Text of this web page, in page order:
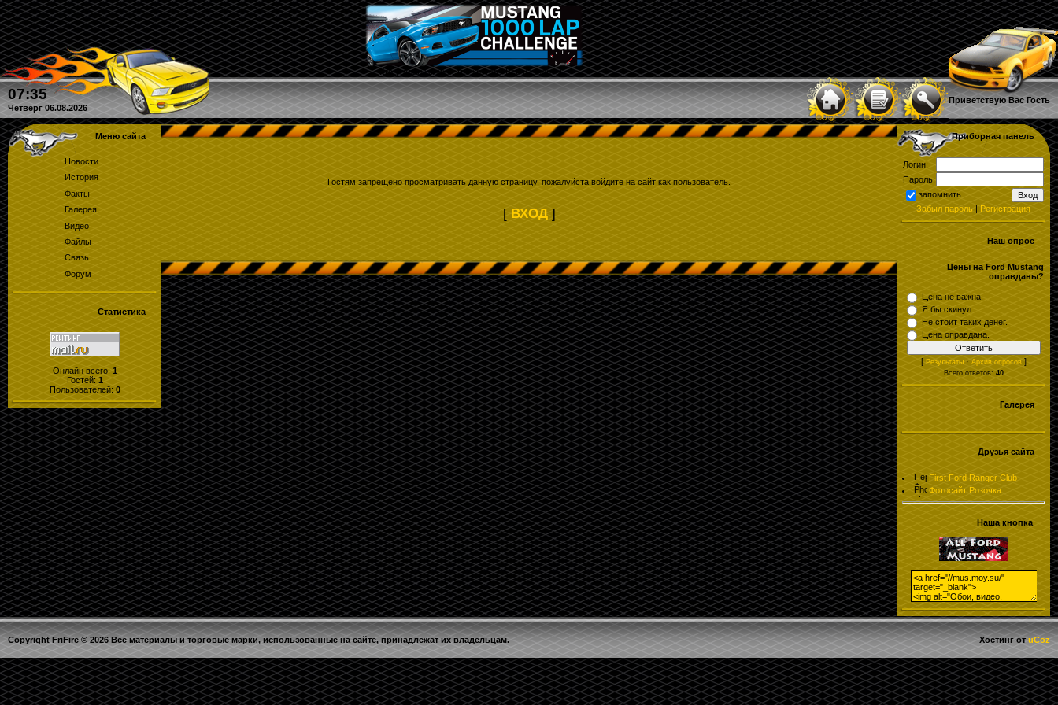
Кто угадал количество кругов? Все на форум...
07:35
Четверг 06.08.2026
Приветствую Вас Гость
Меню сайта
Новости
История
Факты
Галерея
Видео
Файлы
Связь
Форум
Статистика
Онлайн всего: 1
Гостей: 1
Пользователей: 0
Гостям запрещено просматривать данную страницу, пожалуйста войдите на сайт как пользователь.
[ ВХОД]
Приборная панель
Логин:
Пароль:
запомнить
Забыл пароль | Регистрация
Наш опрос
Цены на Ford Mustang
оправданы?
Цена не важна.
Я бы скинул.
Не стоит таких денег.
Цена оправдана.
[ Результаты· Архив опросов]
Всего ответов: 40
Галерея
Друзья сайта
First Ford Ranger Club
Фотосайт Розочка
Наша кнопка
Copyright FriFire © 2026 Все материалы и торговые марки, использованные на сайте, принадлежат их владельцам. Хостинг отuCoz